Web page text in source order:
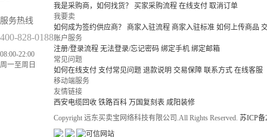
服务热线
400-828-0188
08:00-22:00
周一至周日
我是采购商，如何找货？
买家采购流程 在线支付 取消订单
我要卖
如何成为签约供应商？
商家入驻流程 商家入驻标准 如何上传商品
账户服务
注册/登录流程 无法登录/忘记密码 绑定手机 绑定邮箱
常见问题
如何在线支付 支付常见问题 退款说明 交易保障 联系方式 在线客服
移动端服务
友情链接
西安电缆回收 铁路百科 万国复刻表 咸阳装修
Copyright 远东买卖宝网络科技有限公司.All Rights Reserved. 苏ICP备